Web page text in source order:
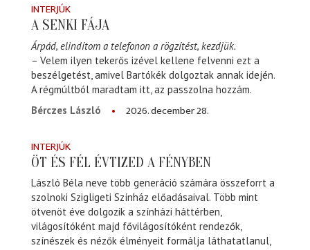
INTERJÚK
A SENKI FÁJA
Árpád, elindítom a telefonon a rögzítést, kezdjük.
– Velem ilyen tekerős izével kellene felvenni ezt a
beszélgetést, amivel Bartókék dolgoztak annak idején.
A régmúltból maradtam itt, az passzolna hozzám.
Bérczes László
2026. december 28.
INTERJÚK
ÖT ÉS FÉL ÉVTIZED A FÉNYBEN
László Béla neve több generáció számára összeforrt a
szolnoki Szigligeti Színház előadásaival. Több mint
ötvenöt éve dolgozik a színházi háttérben,
világosítóként majd fővilágosítóként rendezők,
színészek és nézők élményeit formálja láthatatlanul,